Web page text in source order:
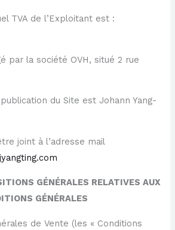
TVA de l’Exploitant est :
par la société OVH, situé 2 rue
du Site est Johann Yang-
joint à l’adresse mail
GÉNÉRALES RELATIVES AUX
GÉNÉRALES
de Vente (les « Conditions